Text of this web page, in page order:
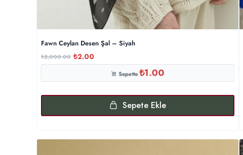
Fawn Ceylan Desen Şal – Siyah
₺2,000.00 ₺2.00
Sepette₺1.00
Sepete Ekle